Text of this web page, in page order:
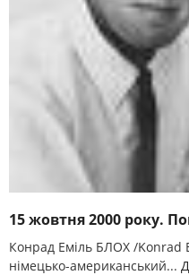
15 жовтня 2000 року.
Конрад Еміль БЛОХ /Konrad
німецько-американський...